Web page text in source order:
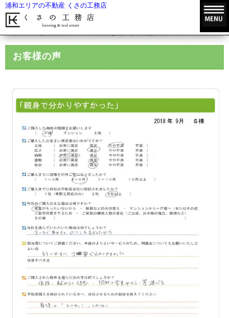
浦和エリアの不動産 くさの工務店
親身でわ
お客様の声